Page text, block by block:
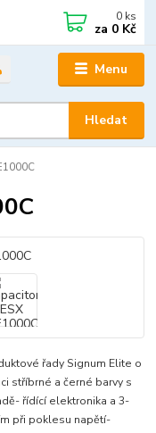
Menu
Hledat
0 ks
za 0 Kč
řady Signum Elite o
stříbrné a černé barvy s
řídící elektronika a 3-
při poklesu napětí-